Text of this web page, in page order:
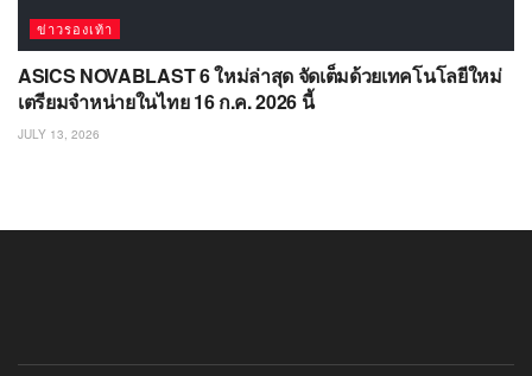
ข่าวรองเท้า
ASICS NOVABLAST 6 ใหม่ล่าสุด จัดเต็มด้วยเทคโนโลยีใหม่
เตรียมจำหน่ายในไทย 16 ก.ค. 2026 นี้
JULY 13, 2026